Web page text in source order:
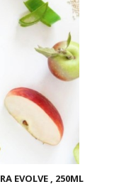
EVOLVE , 250ML